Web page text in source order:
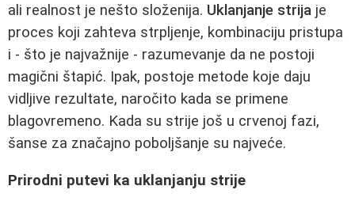
ali realnost je nešto složenija. Uklanjanje strija je
proces koji zahteva strpljenje, kombinaciju pristupa
i - što je najvažnije - razumevanje da ne postoji
magični štapić. Ipak, postoje metode koje daju
vidljive rezultate, naročito kada se primene
blagovremeno. Kada su strije još u crvenoj fazi,
šanse za značajno poboljšanje su najveće.
Prirodni putevi ka uklanjanju strije